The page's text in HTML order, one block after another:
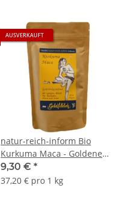
AUSVERKAUFT
natur-reich-inform Bio
Kurkuma Maca - Goldene
Milch 250g
9,30 € *
37,20 € pro 1 kg